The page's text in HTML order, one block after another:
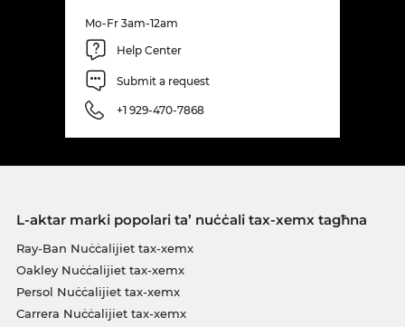
Mo-Fr 3am-12am
Help Center
Submit a request
+1 929-470-7868
L-aktar marki popolari ta’ nuċċali tax-xemx tagħna
Ray-Ban Nuċċalijiet tax-xemx
Oakley Nuċċalijiet tax-xemx
Persol Nuċċalijiet tax-xemx
Carrera Nuċċalijiet tax-xemx